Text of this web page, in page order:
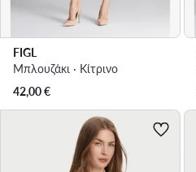
FIGL
Μπλουζάκι · Κίτρινο
42,00€